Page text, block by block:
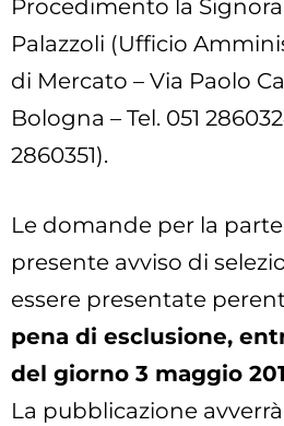
Procedimento la
Palazzoli (Ufficio
di Mercato – Via Paolo
Bologna – Tel. 051
2860351).
Le domande per la
presente avviso di
essere presentate
pena di esclusione,
del giorno 3 maggio
La pubblicazione